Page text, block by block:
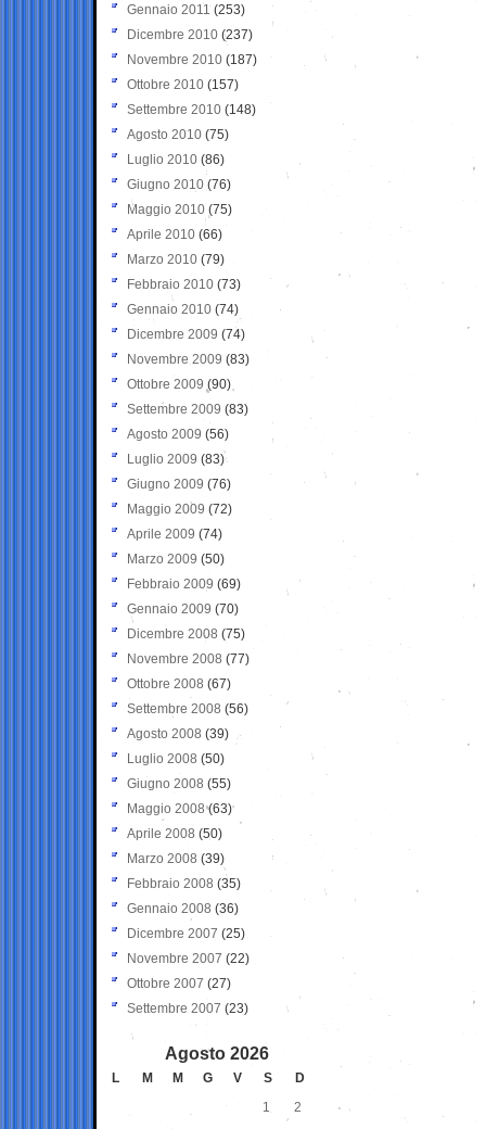
Gennaio 2011 (253)
Dicembre 2010 (237)
Novembre 2010 (187)
Ottobre 2010 (157)
Settembre 2010 (148)
Agosto 2010 (75)
Luglio 2010 (86)
Giugno 2010 (76)
Maggio 2010 (75)
Aprile 2010 (66)
Marzo 2010 (79)
Febbraio 2010 (73)
Gennaio 2010 (74)
Dicembre 2009 (74)
Novembre 2009 (83)
Ottobre 2009 (90)
Settembre 2009 (83)
Agosto 2009 (56)
Luglio 2009 (83)
Giugno 2009 (76)
Maggio 2009 (72)
Aprile 2009 (74)
Marzo 2009 (50)
Febbraio 2009 (69)
Gennaio 2009 (70)
Dicembre 2008 (75)
Novembre 2008 (77)
Ottobre 2008 (67)
Settembre 2008 (56)
Agosto 2008 (39)
Luglio 2008 (50)
Giugno 2008 (55)
Maggio 2008(63)
Aprile 2008 (50)
Marzo 2008 (39)
Febbraio 2008 (35)
Gennaio 2008 (36)
Dicembre 2007 (25)
Novembre 2007 (22)
Ottobre 2007 (27)
Settembre 2007 (23)
Agosto 2026
L M M G V S
D
1
2